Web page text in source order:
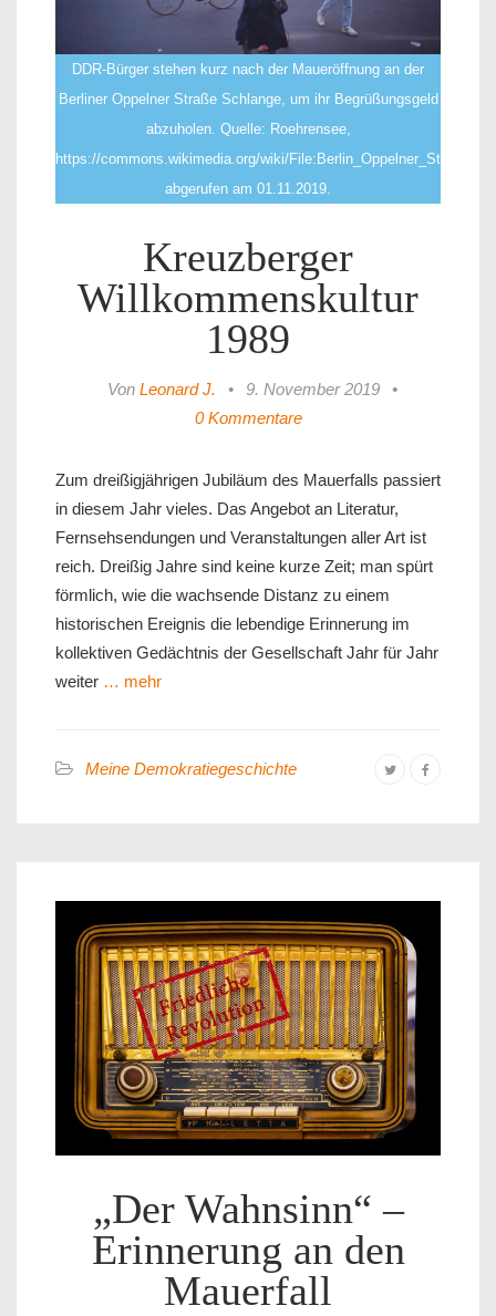
DDR-Bürger stehen kurz nach der Maueröffnung an der
Berliner Oppelner Straße Schlange, um ihr Begrüßungsgeld
abzuholen. Quelle: Roehrensee,
https://commons.wikimedia.org/wiki/
abgerufen am 01.11.2019.
Kreuzberger
Willkommenskultur
1989
Von Leonard J. • 9. November 2019
•
0 Kommentare
Zum dreißigjährigen Jubiläum des Mauerfalls passiert
in diesem Jahr vieles. Das Angebot an Literatur,
Fernsehsendungen und Veranstaltungen aller Art ist
reich. Dreißig Jahre sind keine kurze Zeit; man spürt
förmlich, wie die wachsende Distanz zu einem
historischen Ereignis die lebendige Erinnerung im
kollektiven Gedächtnis der Gesellschaft Jahr für Jahr
weiter … mehr
Meine Demokratiegeschichte
„Der Wahnsinn“ –
Erinnerung an den
Mauerfall